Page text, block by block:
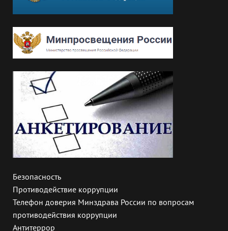
Безопасность
Противодействие коррупции
Телефон доверия Минздрава России по вопросам
противодействия коррупции
Антитеррор